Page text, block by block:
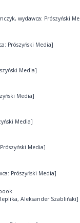
wydawca: Prószyński
Prószyński Media]
Media]
Media]
Media]
Media]
Prószyński Media]
Aleksander Szabliński]